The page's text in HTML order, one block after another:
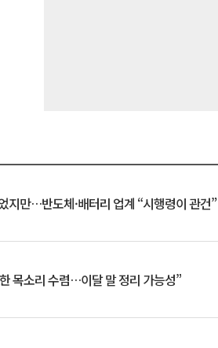
지만…반도체·배터리 업계 “시행령이 관건”
목소리 수렴…이달 말 정리 가능성”